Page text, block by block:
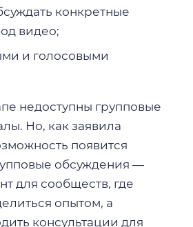
конкретные
видео;
и голосовыми
недоступны групповые
Но, как заявила
появится
обсуждения —
для сообществ, где
опытом, а
консультации для